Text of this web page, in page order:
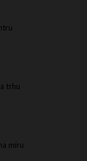
trhu
míru